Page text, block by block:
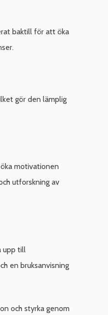
baktill för att öka
gör den lämplig
motivationen
utforskning av
upp till
en bruksanvisning
och styrka genom